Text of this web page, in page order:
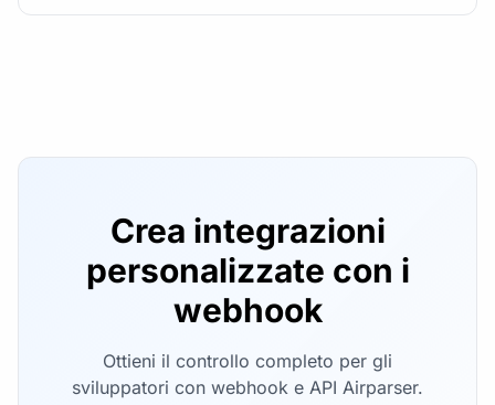
Crea integrazioni
personalizzate con i
webhook
Ottieni il controllo completo per gli
sviluppatori con webhook e API Airparser.